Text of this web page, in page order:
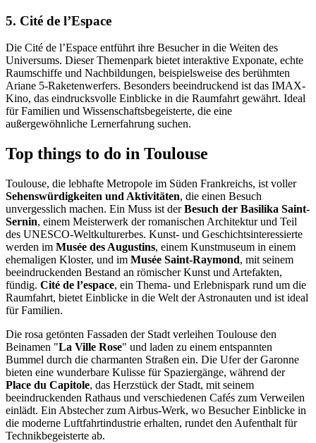
5. Cité de l’Espace
Die Cité de l’Espace entführt ihre Besucher in die Weiten des
Universums. Dieser Themenpark bietet interaktive Exponate, echte
Raumschiffe und Nachbildungen, beispielsweise des berühmten
Ariane 5-Raketenwerfers. Besonders beeindruckend ist das IMAX-
Kino, das eindrucksvolle Einblicke in die Raumfahrt gewährt. Ideal
für Familien und Wissenschaftsbegeisterte, die eine
außergewöhnliche Lernerfahrung suchen.
Top things to do in Toulouse
Toulouse, die lebhafte Metropole im Süden Frankreichs, ist voller
Sehenswürdigkeiten und Aktivitäten, die einen Besuch
unvergesslich machen. Ein Muss ist derBesuch der Basilika Saint-
Sernin, einem Meisterwerk der romanischen Architektur und Teil
des UNESCO-Weltkulturerbes. Kunst- und Geschichtsinteressierte
werden im Musée des Augustins, einem Kunstmuseum in einem
ehemaligen Kloster, und im Musée Saint-Raymond, mit seinem
beeindruckenden Bestand an römischer Kunst und Artefakten,
fündig. Cité de l’espace, ein Thema- und Erlebnispark rund um die
Raumfahrt, bietet Einblicke in die Welt der Astronauten und ist ideal
für Familien.
Die rosa getönten Fassaden der Stadt verleihen Toulouse den
Beinamen "La Ville Rose" und laden zu einem entspannten
Bummel durch die charmanten Straßen ein. Die Ufer der Garonne
bieten eine wunderbare Kulisse für Spaziergänge, während der
Place du Capitole, das Herzstück der Stadt, mit seinem
beeindruckenden Rathaus und verschiedenen Cafés zum Verweilen
einlädt. Ein Abstecher zum Airbus-Werk, wo Besucher Einblicke in
die moderne Luftfahrtindustrie erhalten, rundet den Aufenthalt für
Technikbegeisterte ab.